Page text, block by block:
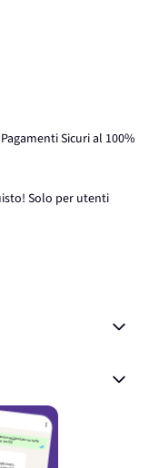
Pagamenti Sicuri al 100%
Solo per utenti